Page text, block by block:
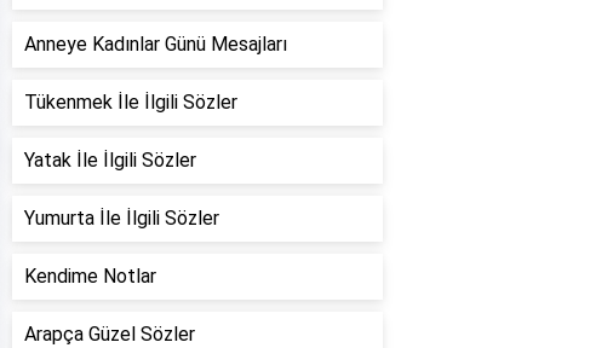
Anneye Kadınlar Günü Mesajları
Tükenmek İle İlgili Sözler
Yatak İle İlgili Sözler
Yumurta İle İlgili Sözler
Kendime Notlar
Arapça Güzel Sözler